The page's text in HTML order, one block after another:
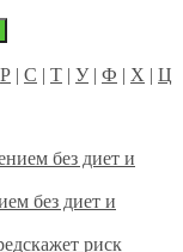
Р | С | Т | У| Ф | Х | Ц
без диет и